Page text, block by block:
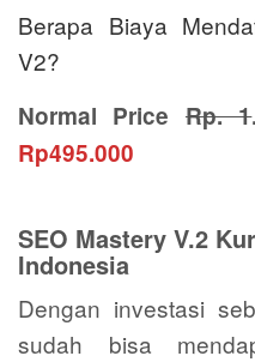
Berapa Biaya
V2?
Normal Price Rp. 1
Rp495.000
SEO Mastery V.2
Indonesia
Dengan investasi
sudah bisa